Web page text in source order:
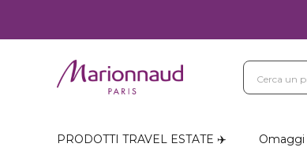
PRODOTTI TRAVEL ESTATE ✈️ Omaggi